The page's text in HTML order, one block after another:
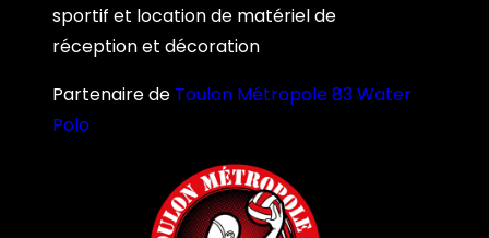
sportif et location de matériel de
réception et décoration
Partenaire de Toulon Métropole 83 Water
Polo